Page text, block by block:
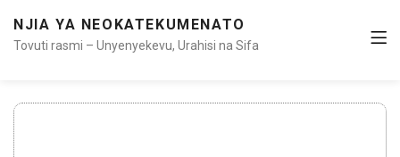
NJIA YA NEOKATEKUMENATO
Tovuti rasmi – Unyenyekevu, Urahisi na Sifa